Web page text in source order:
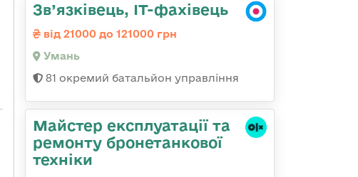
Зв’язківець, ІТ-фахівець
від 21000 до 121000 грн
Умань
81 окремий батальйон управління
Майстер експлуатації та
ремонту бронетанкової
техніки